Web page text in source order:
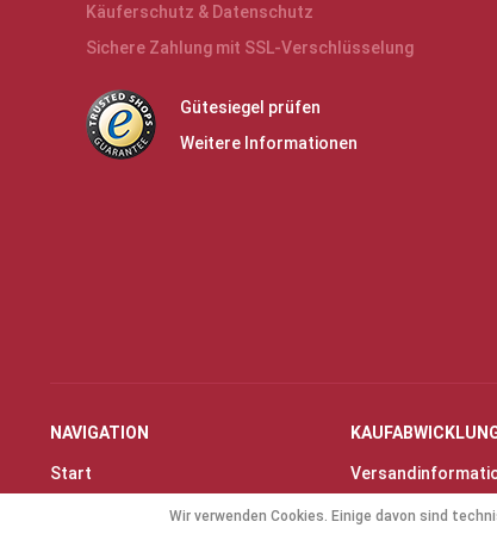
Käuferschutz & Datenschutz
Sichere Zahlung mit SSL-Verschlüsselung
Gütesiegel prüfen
Weitere Informationen
NAVIGATION
Start
Widerrufsrecht
Wir verwenden Cookies. Einige davon sind